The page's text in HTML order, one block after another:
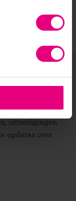
uitnodigingen
updates over